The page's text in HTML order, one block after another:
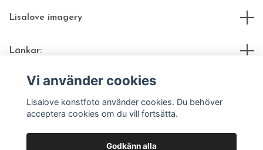
Lisalove imagery
Länkar:
Sociala medier
Vi använder cookies
Lisalove konstfoto använder cookies. Du behöver
acceptera cookies om du vill fortsätta.
Godkänn alla